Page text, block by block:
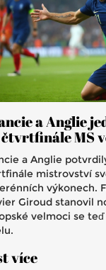
a Anglie
MS
a Anglie
mistrovství
výkonech.
Giroud stanovil
velmoci se
více